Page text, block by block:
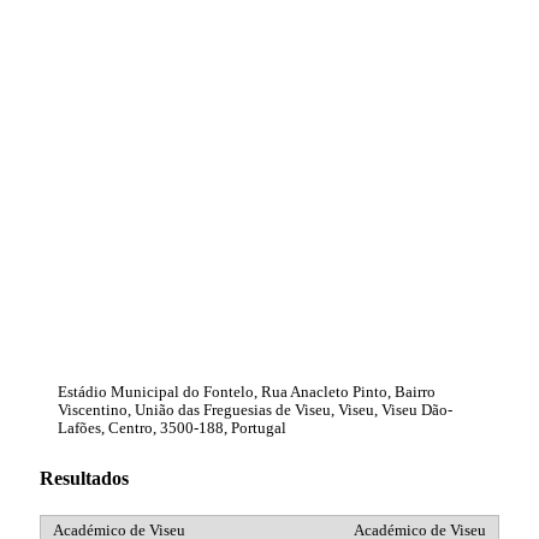
Estádio Municipal do Fontelo, Rua Anacleto Pinto, Bairro
Viscentino, União das Freguesias de Viseu, Viseu, Viseu Dão-
Lafões, Centro, 3500-188, Portugal
Resultados
Académico de Viseu